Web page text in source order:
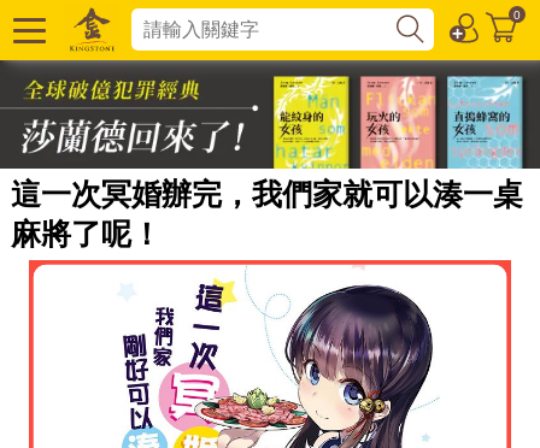
0
這一次冥婚辦完，我們家就可以湊一桌
麻將了呢！